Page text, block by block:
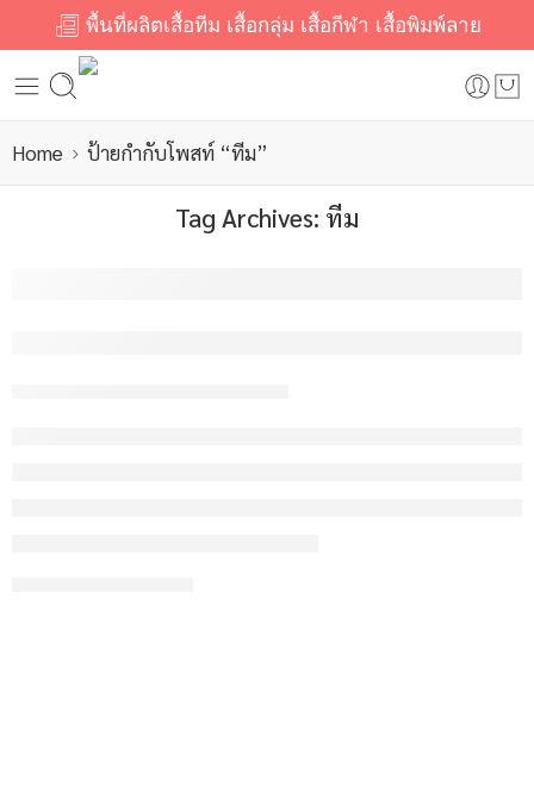
พื้นที่ผลิตเสื้อทีม เสื้อกลุ่ม เสื้อกีฬา เสื้อพิมพ์ลาย
Home ป้ายกำกับโพสท์ “ทีม”
Tag Archives: ทีม